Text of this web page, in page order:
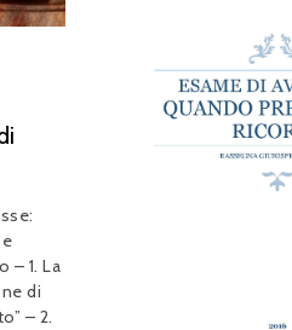
– 1. La
di
– 2.